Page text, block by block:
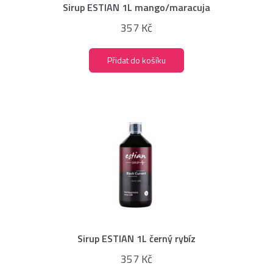
Sirup ESTIAN 1L mango/maracuja
357 Kč
Přidat do košíku
Sirup ESTIAN 1L černý rybíz
357 Kč